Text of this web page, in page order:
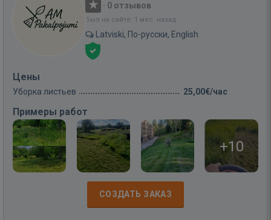
· 0 отзывов
Был на сайте: 1 мес. назад
Latviski, По-русски, English
Цены
Уборка листьев 25,00€/час
Примеры работ
+10
СОЗДАТЬ ЗАКАЗ